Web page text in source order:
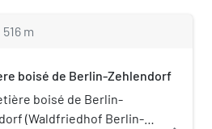
516 m
boisé de Berlin-Zehlendorf
boisé de Berlin-
(Waldfriedhof Berlin-